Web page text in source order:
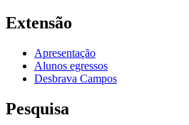
Extensão
Apresentação
Alunos egressos
Desbrava Campos
Pesquisa